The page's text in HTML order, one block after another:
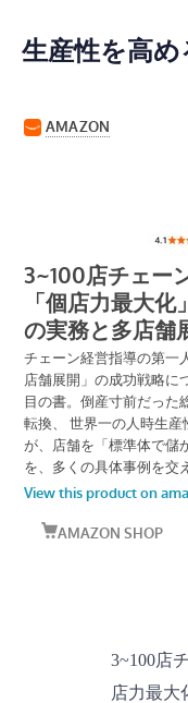
生産性を高
3~100店
店力最大